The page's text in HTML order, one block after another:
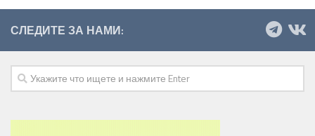
СЛЕДИТЕ ЗА НАМИ: